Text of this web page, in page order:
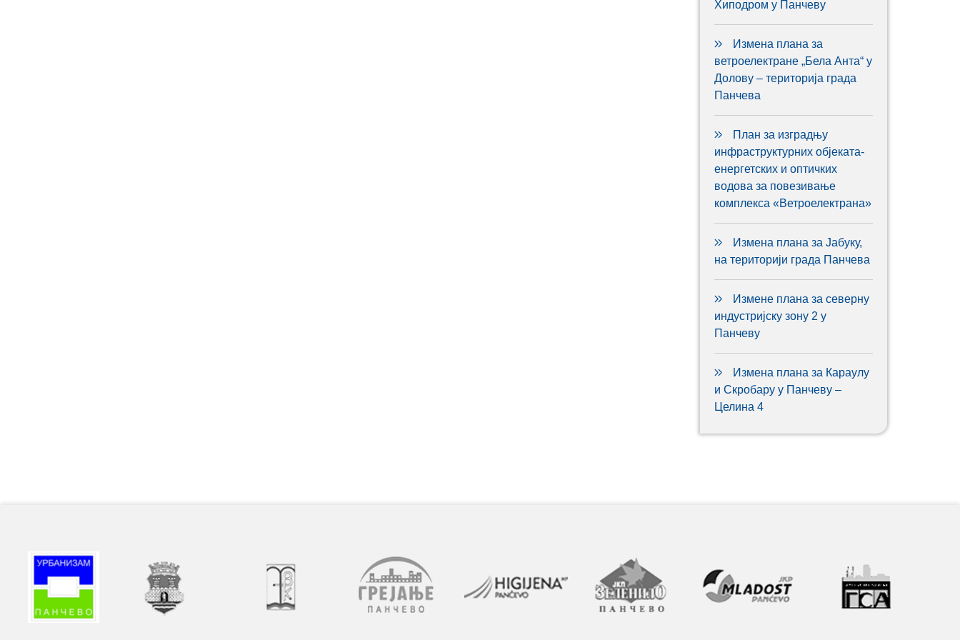
Хиподром у Панчеву
Измена плана за
ветроелектране „Бела Анта“ у
Долову – територија града
Панчева
План за изградњу
инфраструктурних објеката-
енергетских и оптичких
водова за повезивање
комплекса «Ветроелектрана»
Измена плана за Јабуку,
на територији града Панчева
Измене плана за северну
индустријску зону 2 у
Панчеву
Измена плана за Караулу
и Скробару у Панчеву –
Целина 4